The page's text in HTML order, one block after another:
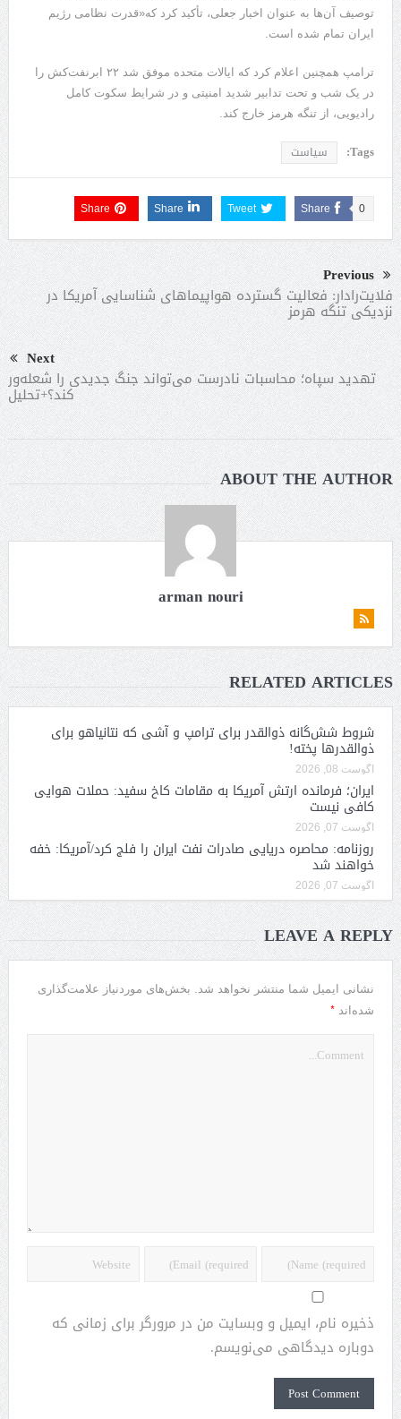
توصیف آن‌ها به عنوان اخبار جعلی، تأکید کرد که«قدرت نظامی رژیم
ایران تمام شده است.
ترامپ همچنین اعلام کرد که ایالات متحده موفق شد ۲۲ ابرنفت‌کش را
در یک شب و تحت تدابیر شدید امنیتی و در شرایط سکوت کامل
رادیویی، از تنگه هرمز خارج کند.
Tags: سیاست
Share 0
Tweet
Share
Share
Previous
فلایت‌رادار: فعالیت گسترده هواپیماهای شناسایی آمریکا در
نزدیکی تنگه هرمز
Next
تهدید سپاه؛ محاسبات نادرست می‌تواند جنگ جدیدی را شعله‌ور
کند؟+تحلیل
ABOUT THE AUTHOR
arman nouri
RELATED ARTICLES
شروط شش‌گانه ذوالقدر برای ترامپ و آشی که نتانیاهو برای
ذوالقدرها پخته!
آگوست 08, 2026
ایران؛ فرمانده ارتش آمریکا به مقامات کاخ سفید: حملات هوایی
کافی نیست
آگوست 07, 2026
روزنامه: محاصره دریایی صادرات نفت ایران را فلج کرد/آمریکا: خفه
خواهند شد
آگوست 07, 2026
LEAVE A REPLY
نشانی ایمیل شما منتشر نخواهد شد. بخش‌های موردنیاز علامت‌گذاری
شده‌اند *
ذخیره نام، ایمیل و وبسایت من در مرورگر برای زمانی که
دوباره دیدگاهی می‌نویسم.